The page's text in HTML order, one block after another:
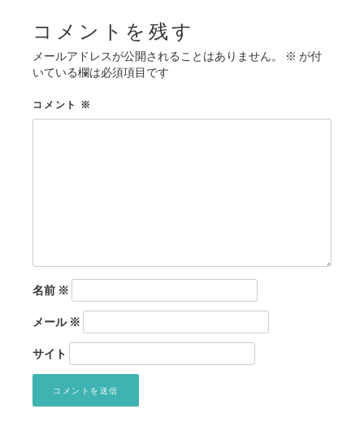
コメントを残す
メールアドレスが公開されることはありません。 ※ が付
いている欄は必須項目です
コメント ※
名前 ※
メール※
サイト